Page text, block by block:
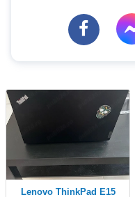
Lenovo ThinkPad E15